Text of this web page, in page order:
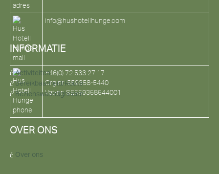
info@hushotellhunge.com
+46(0) 72 533 27 17
Org.nr: 559358-5440
Vat-nr: SE559358544001
INFORMATIE
Activiteiten
Bereikbaarheid/Route
Bezienswaardigheden
OVER ONS
Over ons